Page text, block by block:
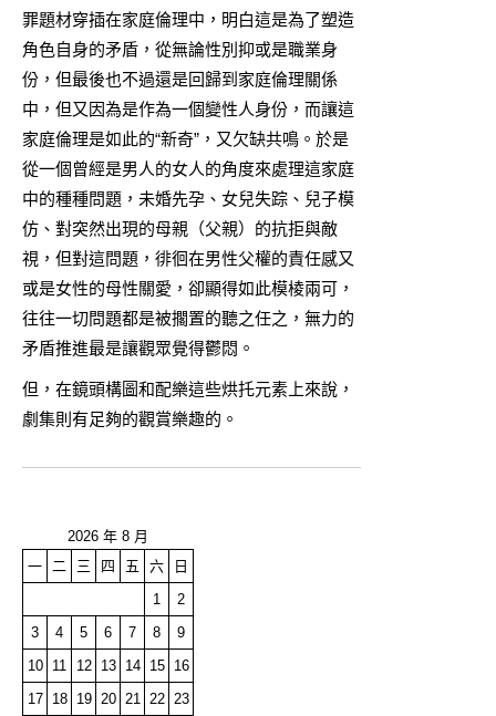
罪題材穿插在家庭倫理中，明白這是為了塑造
角色自身的矛盾，從無論性別抑或是職業身
份，但最後也不過還是回歸到家庭倫理關係
中，但又因為是作為一個變性人身份，而讓這
家庭倫理是如此的“新奇”，又欠缺共鳴。於是
從一個曾經是男人的女人的角度來處理這家庭
中的種種問題，未婚先孕、女兒失踪、兒子模
仿、對突然出現的母親（父親）的抗拒與敵
視，但對這問題，徘徊在男性父權的責任感又
或是女性的母性關愛，卻顯得如此模棱兩可，
往往一切問題都是被擱置的聽之任之，無力的
矛盾推進最是讓觀眾覺得鬱悶。
但，在鏡頭構圖和配樂這些烘托元素上來說，
劇集則有足夠的觀賞樂趣的。
2026 年 8 月
一
二 三 四 五 六
日
1
2
3
4 5 6 7 8
9
10
11 12 13 14 15
16
17
18 19 20 21 22 23